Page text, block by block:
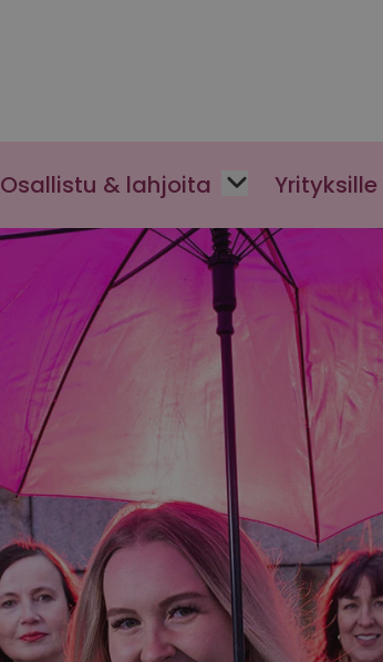
Osallistu & lahjoita Yrityksille